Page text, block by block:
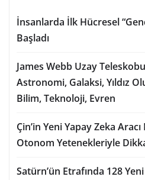
İnsanlarda İlk Hücresel
Başladı
James Webb Uzay
Astronomi, Galaksi, Yıldız
Bilim, Teknoloji, Evren
Çin’in Yeni Yapay Zeka Aracı
Otonom Yetenekleriyle
Satürn’ün Etrafında 128